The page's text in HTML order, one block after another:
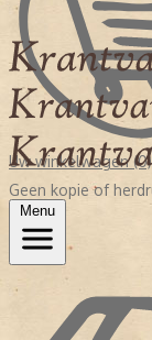
Uw winkelwagen (0)
Geen kopie of
Menu